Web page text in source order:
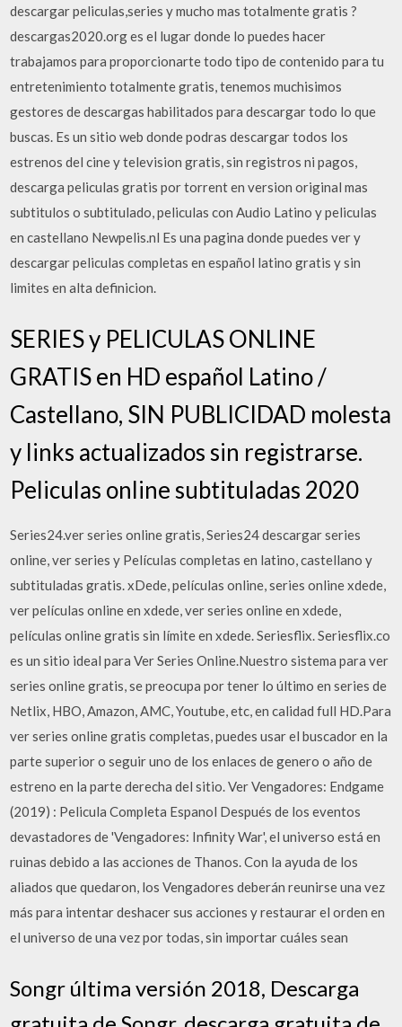
descargar peliculas,series y mucho mas totalmente gratis ?
descargas2020.org es el lugar donde lo puedes hacer
trabajamos para proporcionarte todo tipo de contenido para tu
entretenimiento totalmente gratis, tenemos muchisimos
gestores de descargas habilitados para descargar todo lo que
buscas. Es un sitio web donde podras descargar todos los
estrenos del cine y television gratis, sin registros ni pagos,
descarga peliculas gratis por torrent en version original mas
subtitulos o subtitulado, peliculas con Audio Latino y peliculas
en castellano Newpelis.nl Es una pagina donde puedes ver y
descargar peliculas completas en español latino gratis y sin
limites en alta definicion.
SERIES y PELICULAS ONLINE
GRATIS en HD español Latino /
Castellano, SIN PUBLICIDAD molesta
y links actualizados sin registrarse.
Peliculas online subtituladas 2020
Series24.ver series online gratis, Series24 descargar series
online, ver series y Películas completas en latino, castellano y
subtituladas gratis. xDede, películas online, series online xdede,
ver películas online en xdede, ver series online en xdede,
películas online gratis sin límite en xdede. Seriesflix. Seriesflix.co
es un sitio ideal para Ver Series Online.Nuestro sistema para ver
series online gratis, se preocupa por tener lo último en series de
Netlix, HBO, Amazon, AMC, Youtube, etc, en calidad full HD.Para
ver series online gratis completas, puedes usar el buscador en la
parte superior o seguir uno de los enlaces de genero o año de
estreno en la parte derecha del sitio. Ver Vengadores: Endgame
(2019) : Pelicula Completa Espanol Después de los eventos
devastadores de 'Vengadores: Infinity War', el universo está en
ruinas debido a las acciones de Thanos. Con la ayuda de los
aliados que quedaron, los Vengadores deberán reunirse una vez
más para intentar deshacer sus acciones y restaurar el orden en
el universo de una vez por todas, sin importar cuáles sean
Songr última versión 2018, Descarga